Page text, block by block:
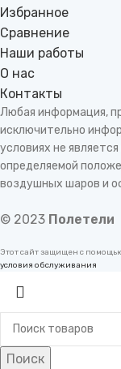
Избранное
Сравнение
Наши работы
О нас
Контакты
Любая информация,
исключительно
условиях не
определяемой
воздушных шаров и
© 2023 Полетели
Этот сайт защищен с
условия обслуживания
Поиск